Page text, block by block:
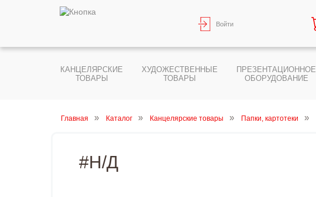
Войти
КАНЦЕЛЯРСКИЕ
ТОВАРЫ
ХУДОЖЕСТВЕННЫЕ
ТОВАРЫ
ПРЕЗЕНТАЦИОННОЕ
ОБОРУДОВАНИЕ
Главная Каталог Канцелярские товары Папки, картотеки
#Н/Д